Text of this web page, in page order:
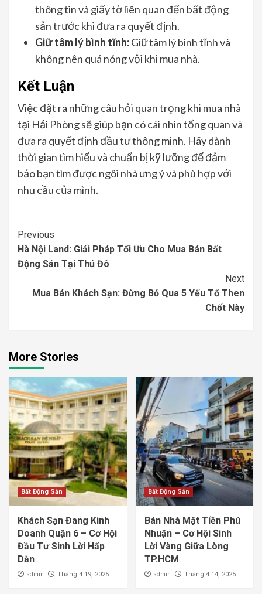
thông tin và giấy tờ liên quan đến bất động
sản trước khi đưa ra quyết định.
Giữ tâm lý bình tĩnh:Giữ tâm lý bình tĩnh và
không nên quá nóng vội khi mua nhà.
Kết Luận
Việc đặt ra những câu hỏi quan trọng khi mua nhà
tại Hải Phòng sẽ giúp bạn có cái nhìn tổng quan và
đưa ra quyết định đầu tư thông minh. Hãy dành
thời gian tìm hiểu và chuẩn bị kỹ lưỡng để đảm
bảo bạn tìm được ngôi nhà ưng ý và phù hợp với
nhu cầu của mình.
Continue
Reading
Previous
Hà Nội Land: Giải Pháp Tối Ưu Cho Mua Bán Bất
Động Sản Tại Thủ Đô
Next
Mua Bán Khách Sạn: Đừng Bỏ Qua 5 Yếu Tố Then
Chốt Này
More Stories
Bất Động Sản
Khách Sạn Đang Kinh
Doanh Quận 6 – Cơ Hội
Đầu Tư Sinh Lời Hấp
Dẫn
admin Tháng 4 19, 2025
Bất Động Sản
Bán Nhà Mặt Tiền Phú
Nhuận – Cơ Hội Sinh
Lời Vàng Giữa Lòng
TP.HCM
admin Tháng 4 14, 2025